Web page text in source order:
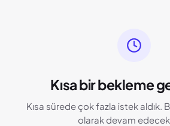
Kısa bir bekleme
Kısa sürede çok fazla istek aldık.
olarak devam